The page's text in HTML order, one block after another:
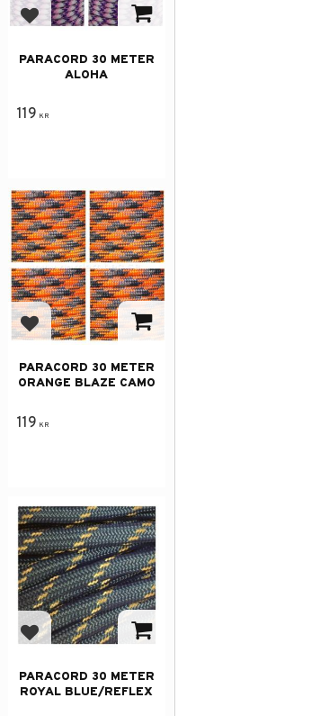
Add to favorites
PARACORD 30 METER
ALOHA
119 KR
Add to favorites
PARACORD 30 METER
ORANGE BLAZE CAMO
119 KR
Add to favorites
PARACORD 30 METER
ROYAL BLUE/REFLEX